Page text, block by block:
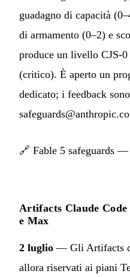
guadagno di capacità
di armamento (0–2) e
produce un livello CJS-
(critico). È aperto un
dedicato; i feedback
🔗 Fable 5 safeguards
Artifacts Claude
e Max
2 luglio — Gli Artifacts
allora riservati ai piani